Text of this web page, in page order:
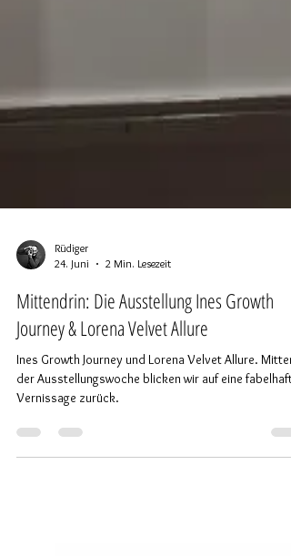
Rüdiger
24. Juni
2 Min. Lesezeit
Mittendrin: Die Ausstellung Ines Growth
Journey & Lorena Velvet Allure
Ines Growth Journey und Lorena Velvet Allure. Mitten
Vernissage zurück.